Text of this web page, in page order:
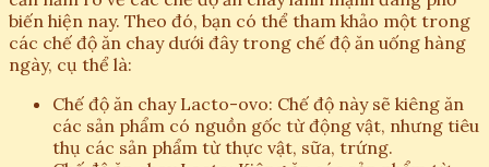
biến hiện nay. Theo đó, bạn có thể tham khảo một trong
các chế độ ăn chay dưới đây trong chế độ ăn uống hàng
ngày, cụ thể là:
Chế độ ăn chay Lacto-ovo: Chế độ này sẽ kiêng ăn
các sản phẩm có nguồn gốc từ động vật, nhưng tiêu
thụ các sản phẩm từ thực vật, sữa, trứng.